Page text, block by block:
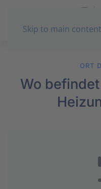
Skip to main content
ORT
Wo